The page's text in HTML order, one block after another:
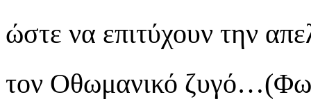
ώστε να επιτύχουν την
τον Οθωμανικό